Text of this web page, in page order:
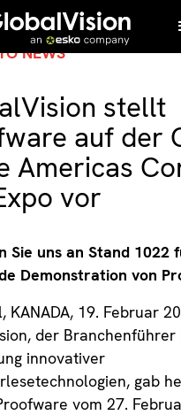
NEWS
stellt
auf der
Americas
vor
Sie uns an Stand 1022
Demonstration von
KANADA, 19. Februar
der Branchenführer
innovativer
gab
vom 27.